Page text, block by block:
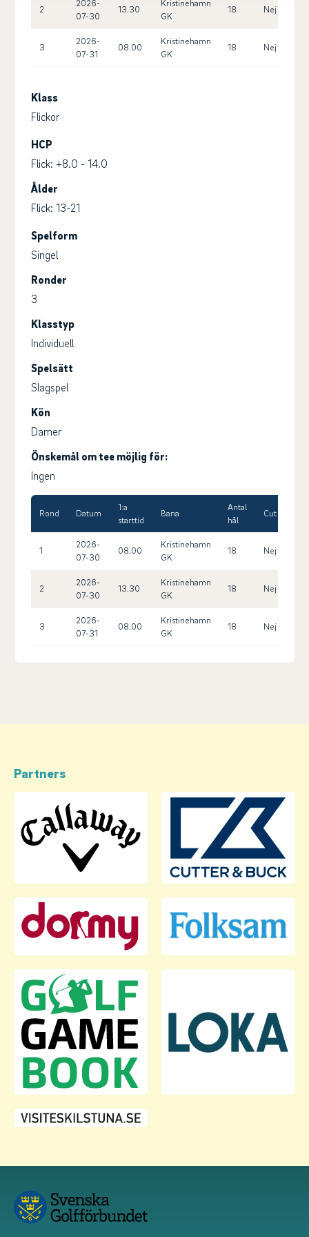
2
2026-
07-30
13.30
Kristinehamn
GK
18 Nej
3
2026-
07-31
08.00
Kristinehamn
GK
18 Nej
Klass
Flickor
HCP
Flick: +8.0 - 14.0
Ålder
Flick: 13-21
Spelform
Singel
Ronder
3
Klasstyp
Individuell
Spelsätt
Slagspel
Kön
Damer
Önskemål om tee möjlig för:
Ingen
Rond Datum
1:a
starttid
Bana
Antal
hål
Cut
1
2026-
07-30
08.00
Kristinehamn
GK
18 Nej
2
2026-
07-30
13.30
Kristinehamn
GK
18 Nej
3
2026-
07-31
08.00
Kristinehamn
GK
18 Nej
Partners